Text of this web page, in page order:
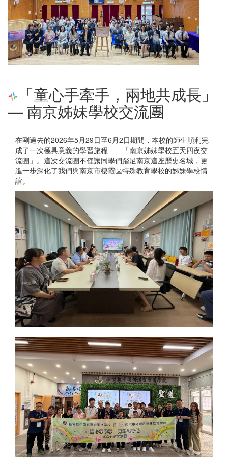
「童心手牽手，兩地共成長」
— 南京姊妹學校交流團
在剛過去的2026年5月29日至6月2日期間，本校的師生順利完
成了一次極具意義的學習旅程——「南京姊妹學校五天四夜交
流團」。這次交流團不僅讓同學們踏足南京這座歷史名城，更
進一步深化了我們與南京市棲霞區特殊教育學校的姊妹學校情
誼。